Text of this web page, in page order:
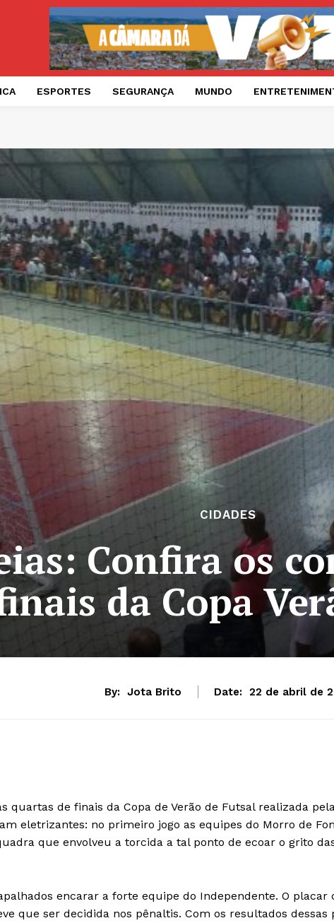
ESPORTES SEGURANÇA MUNDO
CIDADES
Confira os
da Copa
By: Jota Brito Date: 22 de abril de
quartas de finais da Copa de Verão de Futsal realizada
eletrizantes: no primeiro jogo as equipes do Morro de
que envolveu a torcida a tal ponto de ecoar o grito
encarar a forte equipe do Independente. O placar
que ser decidida nos pênaltis. Com os resultados dessas